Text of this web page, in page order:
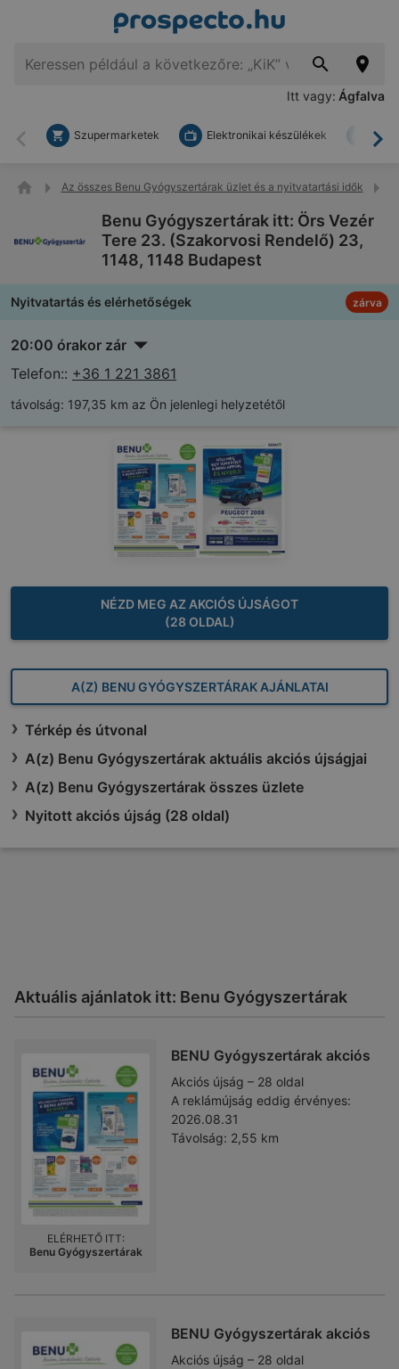
Itt vagy: Ágfalva
Vissza
Szupermarketek Elektronikai készülékek
Az összes Benu Gyógyszertárak üzlet és a nyitvatartási idők
Benu Gyógyszertárak itt: Örs Vezér
Tere 23. (Szakorvosi Rendelő) 23,
1148, 1148 Budapest
Nyitvatartás és elérhetőségek zárva
20:00 órakor zár
Telefon:: +36 1 221 3861
távolság: 197,35 km az Ön jelenlegi helyzetétől
NÉZD MEG AZ AKCIÓS ÚJSÁGOT
(28 OLDAL)
A(Z) BENU GYÓGYSZERTÁRAK AJÁNLATAI
Térkép és útvonal
A(z) Benu Gyógyszertárak aktuális akciós újságjai
A(z) Benu Gyógyszertárak összes üzlete
Nyitott akciós újság (28 oldal)
Aktuális ajánlatok itt: Benu Gyógyszertárak
BENU Gyógyszertárak akciós
Akciós újság – 28 oldal
A reklámújság eddig érvényes:
2026.08.31
Távolság: 2,55 km
ELÉRHETŐ ITT:
Benu Gyógyszertárak
BENU Gyógyszertárak akciós
Akciós újság – 28 oldal